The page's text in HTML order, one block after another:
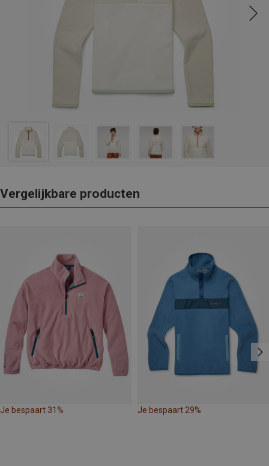
Vergelijkbare producten
Je bespaart 31% Je bespaart 29%